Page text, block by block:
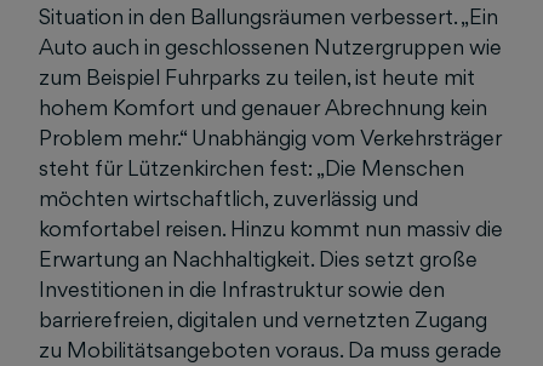
Situation in den Ballungsräumen verbessert. „Ein
Auto auch in geschlossenen Nutzergruppen wie
zum Beispiel Fuhrparks zu teilen, ist heute mit
hohem Komfort und genauer Abrechnung kein
Problem mehr.“ Unabhängig vom Verkehrsträger
steht für Lützenkirchen fest: „Die Menschen
möchten wirtschaftlich, zuverlässig und
komfortabel reisen. Hinzu kommt nun massiv die
Erwartung an Nachhaltigkeit. Dies setzt große
Investitionen in die Infrastruktur sowie den
barrierefreien, digitalen und vernetzten Zugang
zu Mobilitätsangeboten voraus. Da muss gerade